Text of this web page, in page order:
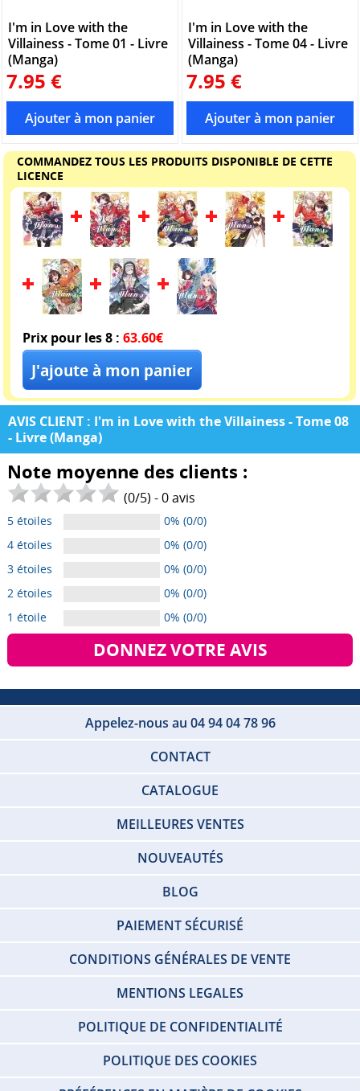
I'm in Love with the
Villainess - Tome 01 - Livre
(Manga)
7.95 €
I'm in Love with the
Villainess - Tome 04 - Livre
(Manga)
7.95 €
COMMANDEZ TOUS LES PRODUITS DISPONIBLE DE CETTE
LICENCE
Prix pour les 8 : 63.60€
AVIS CLIENT : I'm in Love with the Villainess - Tome 08
- Livre (Manga)
Note moyenne des clients :
(0/5) -0avis
5 étoiles
0% (0/0)
4 étoiles
0% (0/0)
3 étoiles
0% (0/0)
2 étoiles
0% (0/0)
1 étoile
0% (0/0)
DONNEZ VOTRE AVIS
Appelez-nous au 04 94 04 78 96
CONTACT
CATALOGUE
MEILLEURES VENTES
NOUVEAUTÉS
BLOG
PAIEMENT SÉCURISÉ
CONDITIONS GÉNÉRALES DE VENTE
MENTIONS LEGALES
POLITIQUE DE CONFIDENTIALITÉ
POLITIQUE DES COOKIES